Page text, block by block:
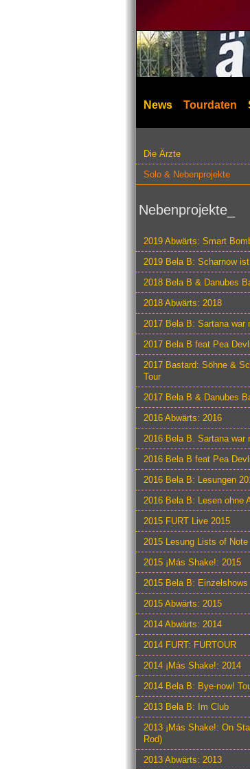
News Tourdaten
Die Ärzte
Solo & Nebenprojekte
Nebenprojekte_
2019 Abwärts: Smart
2019 Bela B: Scharnow ist
2018 Bela B & Danubes
2018 Abwärts: 2018
2017 Bela B: Sartana war
2017 Bela B feat Pea
2017 Bastard: Söhne &
Tour
2017 Bela B & Danubes
2016 Abwärts: 2016
2016 Bela B. Sartana war
2016 Bela B feat Pea
2016 Bela B: Lesungen
2016 Bela B: Lesen ohne
2015 FURT Live 2015
2015 Lesung Lists of Note
2015 ¡Más Shake!: 2015
2015 Bela B: Einzelshows
2015 Abwärts: 2015
2014 Abwärts: 2014
2014 FURT: FURTOUR
2014 ¡Más Shake!: 2014
2014 Bela B: Bye-now!
2013 Bela B: Im Club
2013 ¡Más Shake!: On
Rod)
2013 Abwärts: 2013